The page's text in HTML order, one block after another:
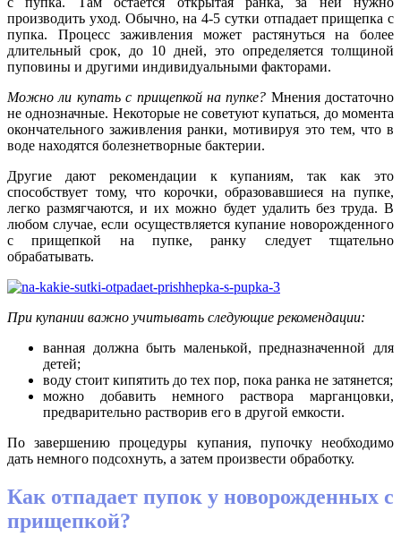
производить уход. Обычно, на 4-5 сутки отпадает прищепка с
пупка. Процесс заживления может растянуться на более
длительный срок, до 10 дней, это определяется толщиной
пуповины и другими индивидуальными факторами.
Можно ли купать с прищепкой на пупке? Мнения достаточно
не однозначные. Некоторые не советуют купаться, до момента
окончательного заживления ранки, мотивируя это тем, что в
воде находятся болезнетворные бактерии.
Другие дают рекомендации к купаниям, так как это
способствует тому, что корочки, образовавшиеся на пупке,
легко размягчаются, и их можно будет удалить без труда. В
любом случае, если осуществляется купание новорожденного
с прищепкой на пупке, ранку следует тщательно
обрабатывать.
При купании важно учитывать следующие рекомендации:
ванная должна быть маленькой, предназначенной для
детей;
воду стоит кипятить до тех пор, пока ранка не затянется;
можно добавить немного раствора марганцовки,
предварительно растворив его в другой емкости.
По завершению процедуры купания, пупочку необходимо
дать немного подсохнуть, а затем произвести обработку.
Как отпадает пупок у новорожденных с
прищепкой?